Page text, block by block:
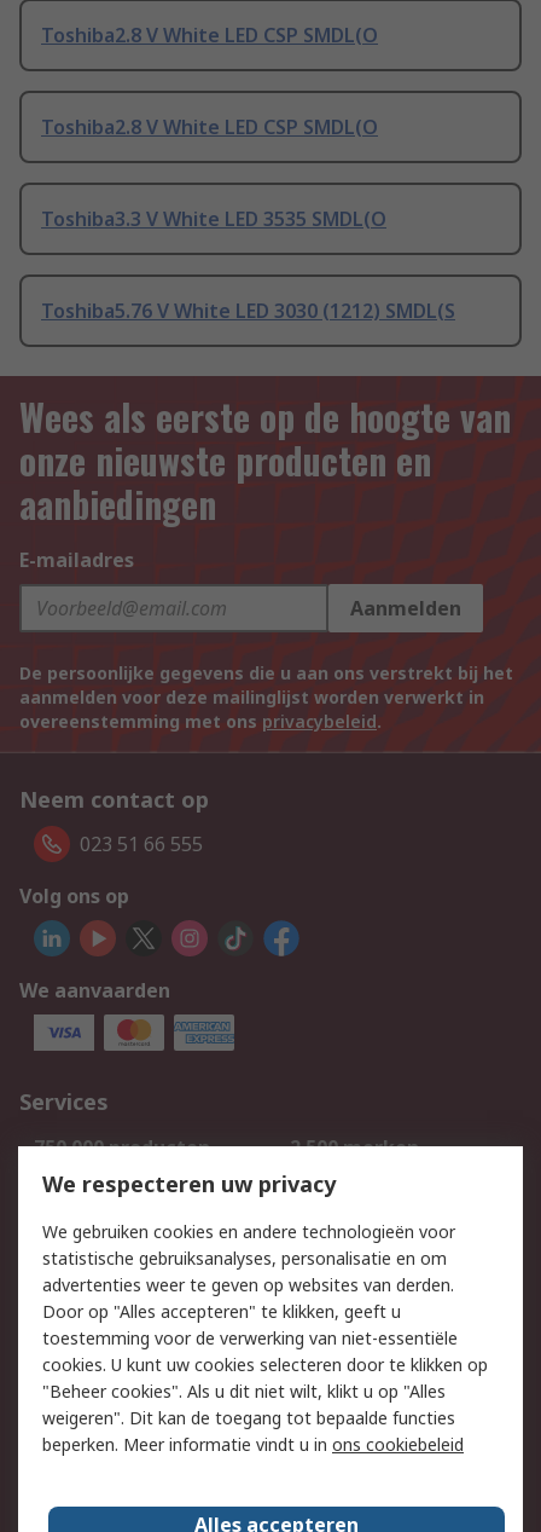
Toshiba2.8 V White LED CSP SMDL(O
Toshiba2.8 V White LED CSP SMDL(O
Toshiba3.3 V White LED 3535 SMDL(O
Toshiba5.76 V White LED 3030 (1212) SMDL(S
Wees als eerste op de hoogte van
onze nieuwste producten en
aanbiedingen
E-mailadres
Aanmelden
De persoonlijke gegevens die u aan ons verstrekt bij het
aanmelden voor deze mailinglijst worden verwerkt in
overeenstemming met ons privacybeleid.
Neem contact op
023 51 66 555
Volg ons op
We aanvaarden
Services
750.000 producten
2.500 merken
Bestellen
Inkoopoplossingen
Track & Trace
Wettelijk
Cookiebeleid
Email veiligheid
Privacybeleid
Websitevoorwaarden
Algemene
verkoopvoorwaarden
Over RS
We respecteren uw privacy
We gebruiken cookies en andere technologieën voor
statistische gebruiksanalyses, personalisatie en om
advertenties weer te geven op websites van derden.
Door op "Alles accepteren" te klikken, geeft u
toestemming voor de verwerking van niet-essentiële
cookies. U kunt uw cookies selecteren door te klikken op
"Beheer cookies". Als u dit niet wilt, klikt u op "Alles
weigeren". Dit kan de toegang tot bepaalde functies
beperken. Meer informatie vindt u in ons cookiebeleid
Alles accepteren